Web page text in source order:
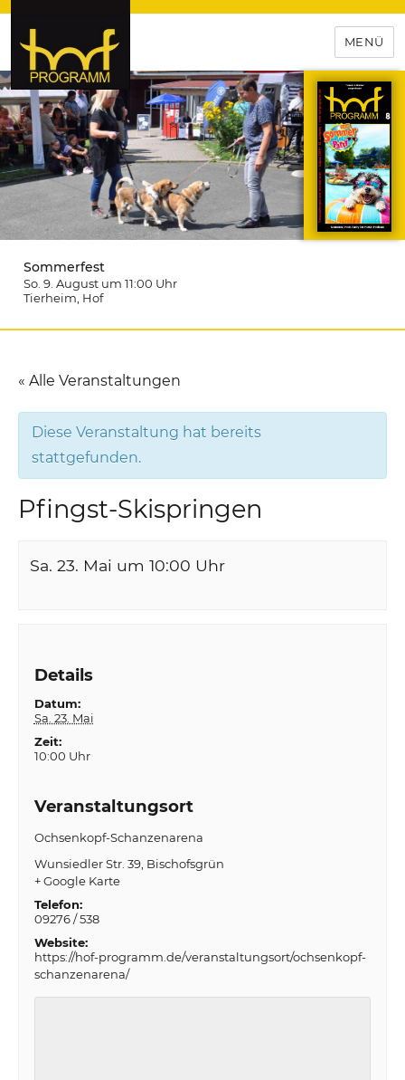
hof-programm – das
Veranstaltungsportal für
Hochfranken
MENÜ
Sommerfest
So. 9. August um 11:00 Uhr
Tierheim , Hof
« Alle Veranstaltungen
Diese Veranstaltung hat bereits
stattgefunden.
Pfingst-Skispringen
Sa. 23. Mai um 10:00 Uhr
Details
Datum:
Sa. 23. Mai
Zeit:
10:00 Uhr
Veranstaltungsort
Ochsenkopf-Schanzenarena
Wunsiedler Str. 39 Bischofsgrün
+ Google Karte
Telefon:
09276 / 538
Website:
https://hof-programm.de/veranstaltungsort/ochsenkopf-
schanzenarena/